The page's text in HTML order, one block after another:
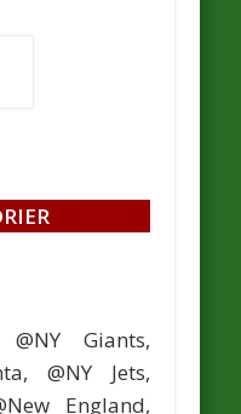
Giants,
@NY Jets,
England,